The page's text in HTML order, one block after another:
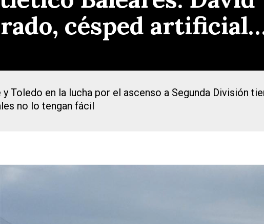
o ESC para cerrar
césped
Toledo en la lucha por el ascenso a Segunda División
no lo tengan fácil